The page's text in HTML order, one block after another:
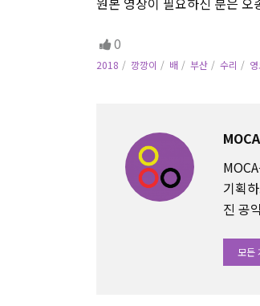
0
2018 깡깡이 배 부산 수리
MOCA
기획
진 공
모든